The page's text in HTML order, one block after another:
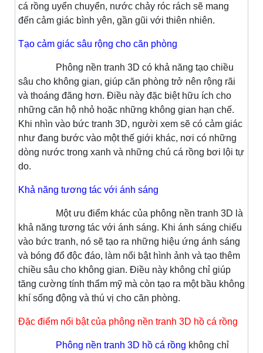
cá rồng uyển chuyển, nước chảy róc rách sẽ mang
đến cảm giác bình yên, gần gũi với thiên nhiên.
Tạo cảm giác sâu rộng cho căn phòng
Phông nền tranh 3D có khả năng tạo chiều
sâu cho không gian, giúp căn phòng trở nên rộng rãi
và thoáng đãng hơn. Điều này đặc biệt hữu ích cho
những căn hộ nhỏ hoặc những không gian hạn chế.
Khi nhìn vào bức tranh 3D, người xem sẽ có cảm giác
như đang bước vào một thế giới khác, nơi có những
dòng nước trong xanh và những chú cá rồng bơi lội tự
do.
Khả năng tương tác với ánh sáng
Một ưu điểm khác của phông nền tranh 3D là
khả năng tương tác với ánh sáng. Khi ánh sáng chiếu
vào bức tranh, nó sẽ tạo ra những hiệu ứng ánh sáng
và bóng đổ độc đáo, làm nổi bật hình ảnh và tạo thêm
chiều sâu cho không gian. Điều này không chỉ giúp
tăng cường tính thẩm mỹ mà còn tạo ra một bầu không
khí sống động và thú vị cho căn phòng.
Đặc điểm nổi bật của phông nền tranh 3D hồ cá rồng
Phông nền tranh 3D hồ cá rồng không chỉ